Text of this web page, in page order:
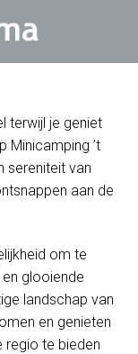
terwijl je geniet
Minicamping ’t
sereniteit van
aan de
om te
glooiende
landschap van
en genieten
regio te bieden